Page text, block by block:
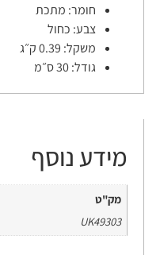
חומר: מתכת
צבע: כחול
משקל: 0.39 ק״ג
גודל:30 ס״מ
מידע נוסף
מק"ט
UK49303